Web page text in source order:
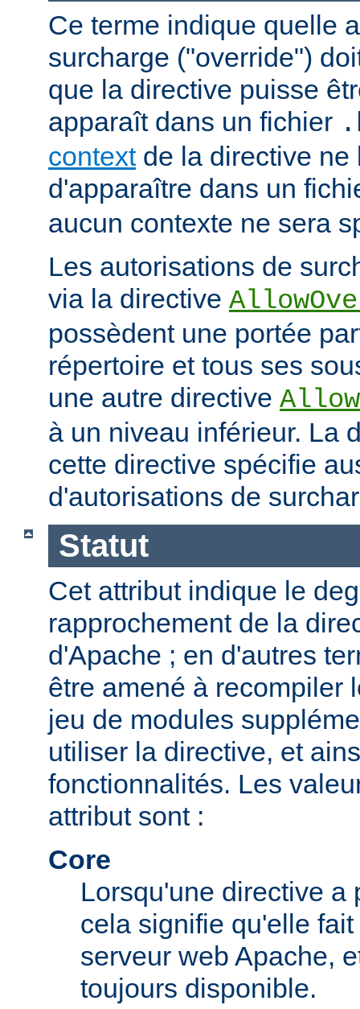
Ce terme indique quelle
surcharge ("override")
que la directive puisse
apparaît dans un fichier
contextde la directive ne
d'apparaître dans un
aucun contexte ne sera
Les autorisations de
via la directive
possèdent une portée
répertoire et tous ses
une autre directive
à un niveau inférieur. La
cette directive spécifie
d'autorisations de
Statut
Cet attribut indique le
rapprochement de la
d'Apache ; en d'autres
être amené à recompiler
jeu de modules
utiliser la directive, et
fonctionnalités. Les
attribut sont :
Core
Lorsqu'une directive a
cela signifie qu'elle
serveur web Apache,
toujours disponible.